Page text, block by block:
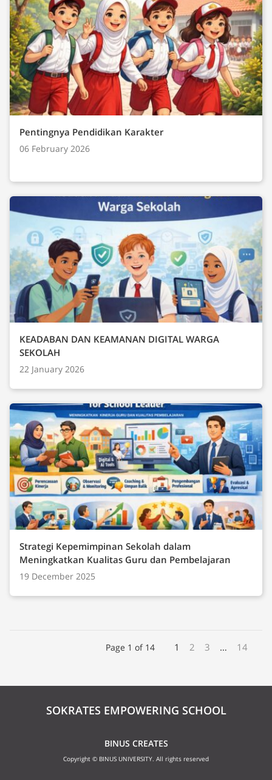
Pentingnya Pendidikan Karakter
06 February 2026
KEADABAN DAN KEAMANAN DIGITAL WARGA
SEKOLAH
22 January 2026
Strategi Kepemimpinan Sekolah dalam
Meningkatkan Kualitas Guru dan Pembelajaran
19 December 2025
Page 1 of 14 1 2 3 … 14
SOKRATES EMPOWERING SCHOOL
BINUS CREATES
Copyright © BINUS UNIVERSITY. All rights reserved